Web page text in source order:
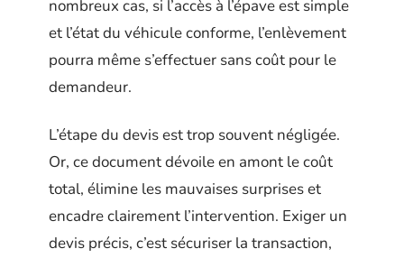
nombreux cas, si l’accès à l’épave est simple
et l’état du véhicule conforme, l’enlèvement
pourra même s’effectuer sans coût pour le
demandeur.
L’étape du devis est trop souvent négligée.
Or, ce document dévoile en amont le coût
total, élimine les mauvaises surprises et
encadre clairement l’intervention. Exiger un
devis précis, c’est sécuriser la transaction,